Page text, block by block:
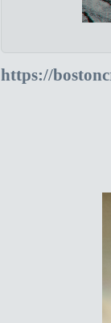
https://